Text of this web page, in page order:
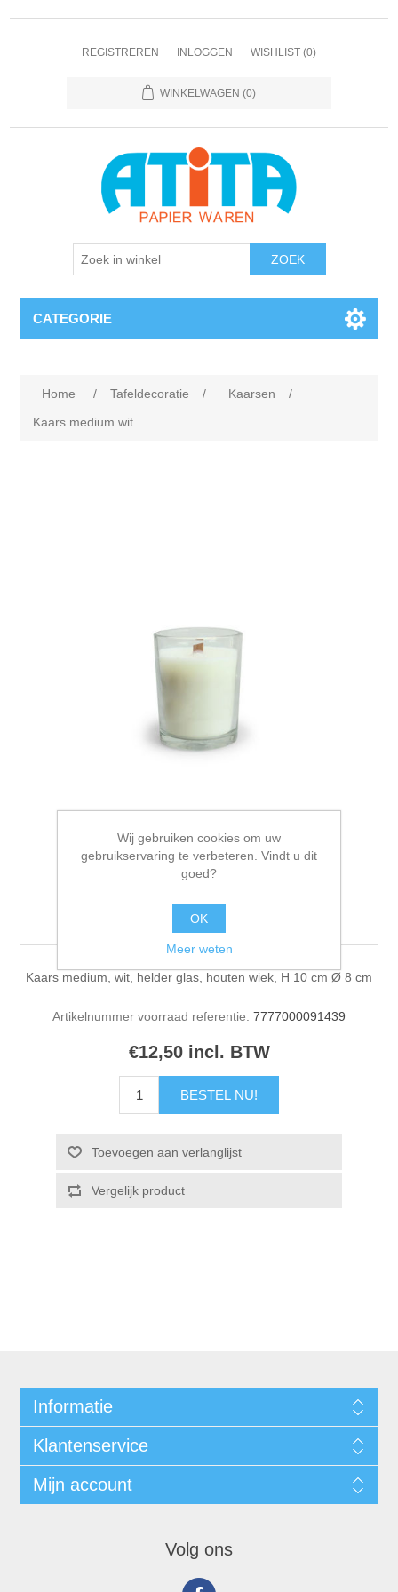
REGISTREREN INLOGGEN WISHLIST (0)
WINKELWAGEN (0)
CATEGORIE
Home / Tafeldecoratie / Kaarsen
/
Kaars medium wit
Kaars medium wit
Kaars medium, wit, helder glas, houten wiek, H 10 cm Ø 8 cm
Artikelnummer voorraad referentie: 7777000091439
€12,50 incl. BTW
Informatie
Klantenservice
Mijn account
Volg ons
Wij gebruiken cookies om uw
gebruikservaring te verbeteren. Vindt u dit
goed?
OK
Meer weten